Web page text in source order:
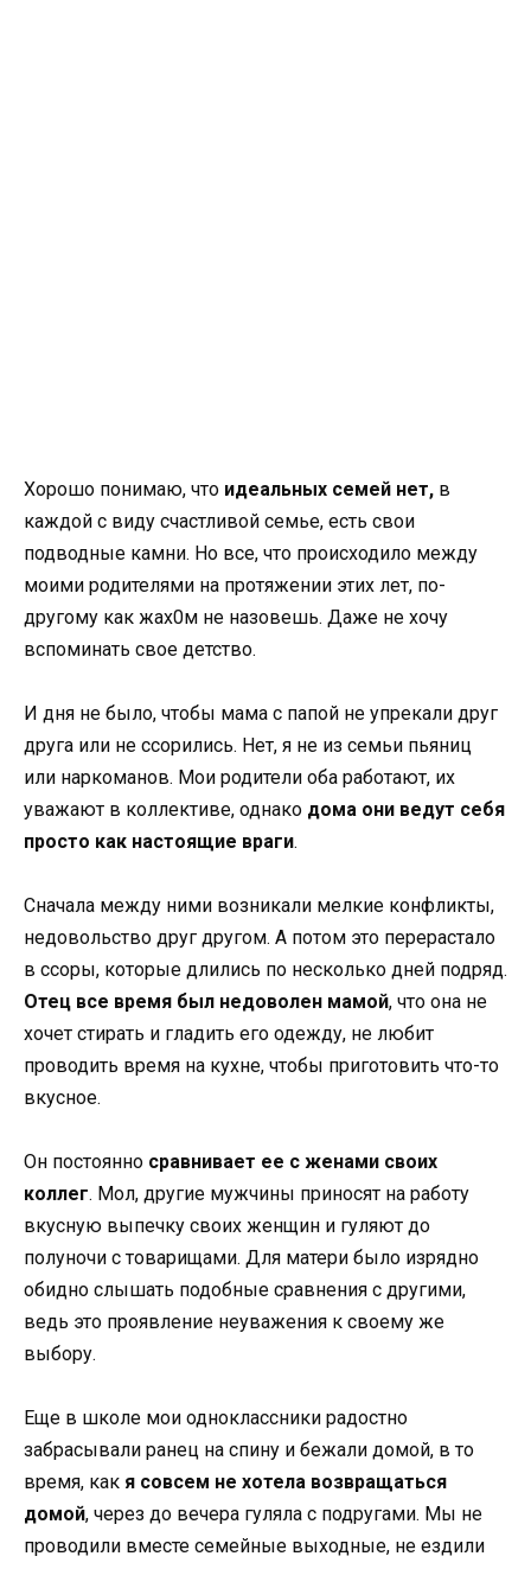
Хорошо понимаю, что идеальных семей нет, в
каждой с виду счастливой семье, есть свои
подводные камни. Но все, что происходило между
моими родителями на протяжении этих лет, по-
другому как жax0м не назовешь. Даже не хочу
вспоминать свое детство.
И дня не было, чтобы мама с папой не упрекали друг
друга или не ссорились. Нет, я не из семьи пьяниц
или наркоманов. Мои родители оба работают, их
уважают в коллективе, однако дома они ведут себя
просто как настоящие враги.
Сначала между ними возникали мелкие конфликты,
недовольство друг другом. А потом это перерастало
в ссоры, которые длились по несколько дней подряд.
Отец все время был недоволен мамой, что она не
хочет стирать и гладить его одежду, не любит
проводить время на кухне, чтобы приготовить что-то
вкусное.
Он постоянно сравнивает ее с женами своих
коллег. Мол, другие мужчины приносят на работу
вкусную выпечку своих женщин и гуляют до
полуночи с товарищами. Для матери было изрядно
обидно слышать подобные сравнения с другими,
ведь это проявление неуважения к своему же
выбору.
Еще в школе мои одноклассники радостно
забрасывали ранец на спину и бежали домой, в то
время, как я совсем не хотела возвращаться
домой, через до вечера гуляла с подругами. Мы не
проводили вместе семейные выходные, не ездили